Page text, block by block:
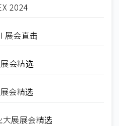
2024
展会直击
会精选
会精选
展展会精选